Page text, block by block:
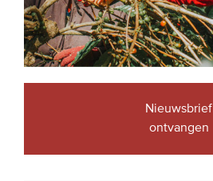
Nieuwsbrief
ontvangen